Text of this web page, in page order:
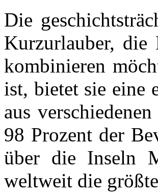
Die
Kurzurlauber, die
kombinieren
ist, bietet sie eine
aus
98 Prozent der
über die Inseln
weltweit die